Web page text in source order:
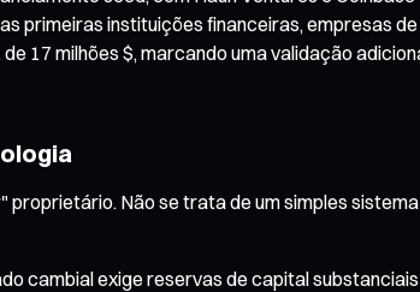
primeiras instituições financeiras, empresas
17 milhões $, marcando uma validação
Não se trata de um simples
cambial exige reservas de capital